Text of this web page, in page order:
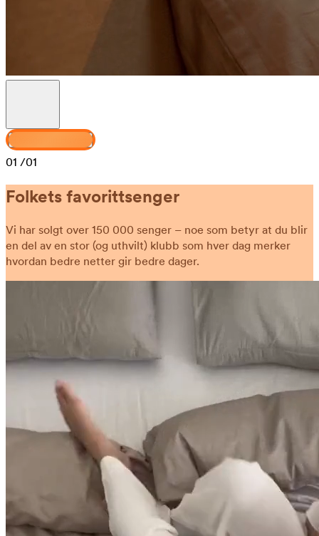
01 /01
Folkets favorittsenger
Vi har solgt over 150 000 senger – noe som betyr at du blir
en del av en stor (og uthvilt) klubb som hver dag merker
hvordan bedre netter gir bedre dager.